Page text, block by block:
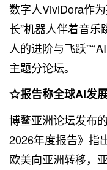
数字人ViviDora作
长”机器人伴着音乐
人的进阶与飞跃
主题分论坛。
☆报告称全球AI发
博鳌亚洲论坛发布
2026年度报告》指
欧美向亚洲转移，